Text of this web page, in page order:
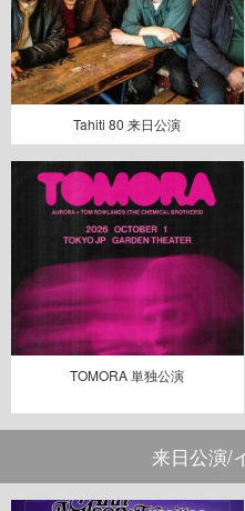
Tahiti 80 来日公演
TOMORA 単独公演
来日公演/